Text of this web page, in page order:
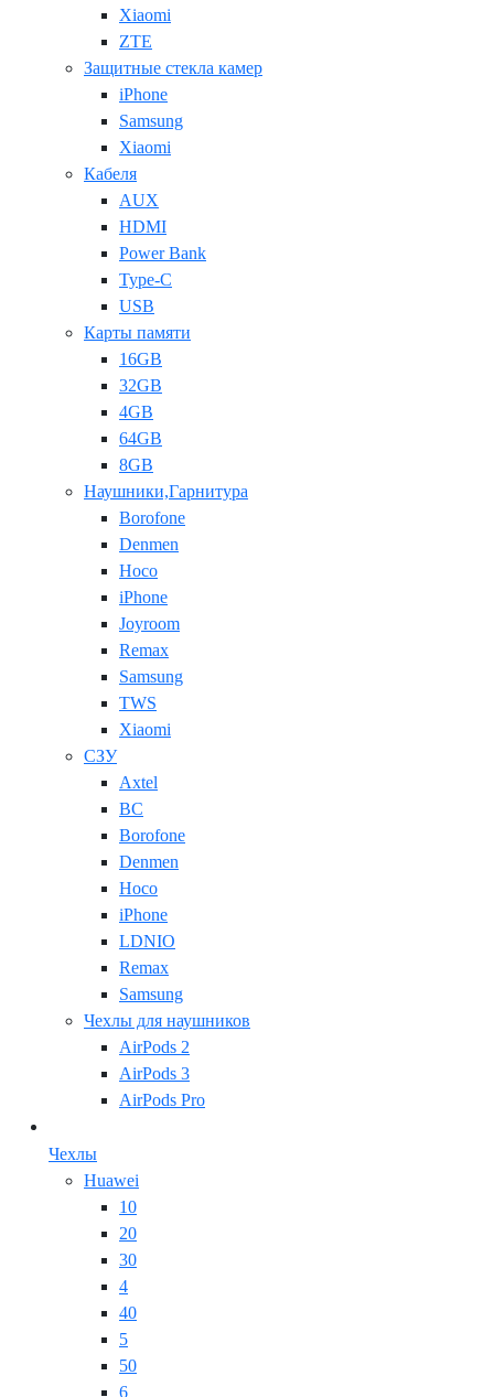
Xiaomi
ZTE
Защитные стекла камер
iPhone
Samsung
Xiaomi
Кабеля
AUX
HDMI
Power Bank
Type-C
USB
Карты памяти
16GB
32GB
4GB
64GB
8GB
Наушники,Гарнитура
Borofone
Denmen
Hoco
iPhone
Joyroom
Remax
Samsung
TWS
Xiaomi
СЗУ
Axtel
BC
Borofone
Denmen
Hoco
iPhone
LDNIO
Remax
Samsung
Чехлы для наушников
AirPods 2
AirPods 3
AirPods Pro
Чехлы
Huawei
10
20
30
4
40
5
50
6